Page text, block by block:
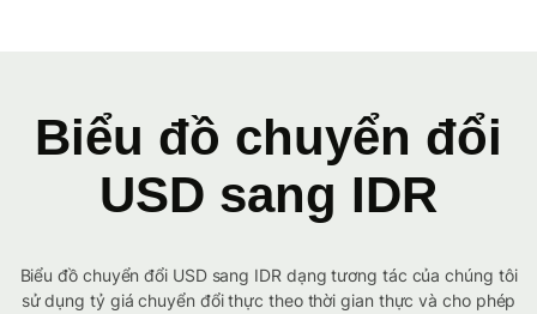
Biểu đồ chuyển đổi
USD sang IDR
Biểu đồ chuyển đổi USD sang IDR dạng tương tác của chúng tôi
sử dụng tỷ giá chuyển đổi thực theo thời gian thực và cho phép